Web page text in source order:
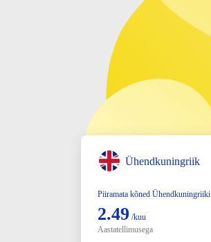
Ühendkuningriik
Piiramata kõned Ühendkuningriiki
2.49 /kuu
Aastatellimusega